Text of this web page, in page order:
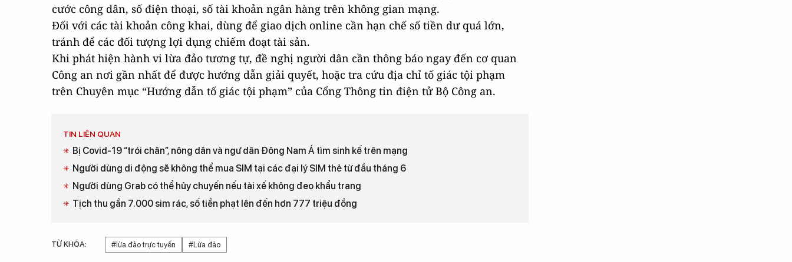
cước công dân, số điện thoại, số tài khoản ngân hàng trên không gian mạng.
Đối với các tài khoản công khai, dùng để giao dịch online cần hạn chế số tiền dư quá lớn,
tránh để các đối tượng lợi dụng chiếm đoạt tài sản.
Khi phát hiện hành vi lừa đảo tương tự, đề nghị người dân cần thông báo ngay đến cơ quan
Công an nơi gần nhất để được hướng dẫn giải quyết, hoặc tra cứu địa chỉ tố giác tội phạm
trên Chuyên mục “Hướng dẫn tố giác tội phạm” của Cổng Thông tin điện tử Bộ Công an.
TIN LIÊN QUAN
Bị Covid-19 “trói chân”, nông dân và ngư dân Đông Nam Á tìm sinh kế trên mạng
Người dùng di động sẽ không thể mua SIM tại các đại lý SIM thẻ từ đầu tháng 6
Người dùng Grab có thể hủy chuyến nếu tài xế không đeo khẩu trang
Tịch thu gần 7.000 sim rác, số tiền phạt lên đến hơn 777 triệu đồng
TỪ KHÓA: #lừa đảo trực tuyến #Lừa đảo